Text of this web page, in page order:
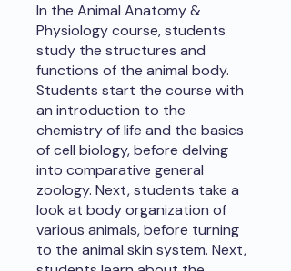
In the Animal Anatomy &
Physiology course, students
study the structures and
functions of the animal body.
Students start the course with
an introduction to the
chemistry of life and the basics
of cell biology, before delving
into comparative general
zoology. Next, students take a
look at body organization of
various animals, before turning
to the animal skin system. Next,